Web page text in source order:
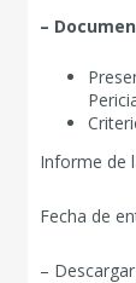
–
Informe de
Fecha de
–